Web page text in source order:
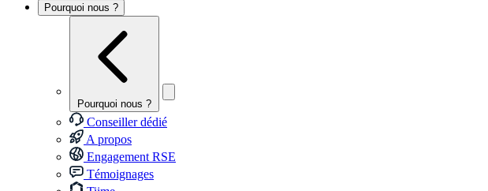
Pourquoi nous ?
Pourquoi nous ?
Conseiller dédié
A propos
Engagement RSE
Témoignages